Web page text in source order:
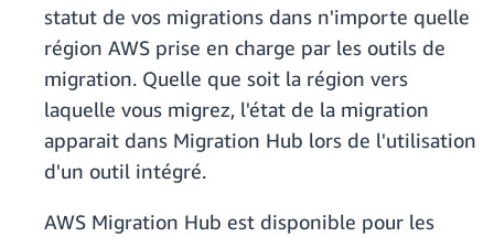
statut de vos migrations dans n'importe quelle
région AWS prise en charge par les outils de
migration. Quelle que soit la région vers
laquelle vous migrez, l'état de la migration
apparait dans Migration Hub lors de l'utilisation
d'un outil intégré.
AWS Migration Hub est disponible pour les